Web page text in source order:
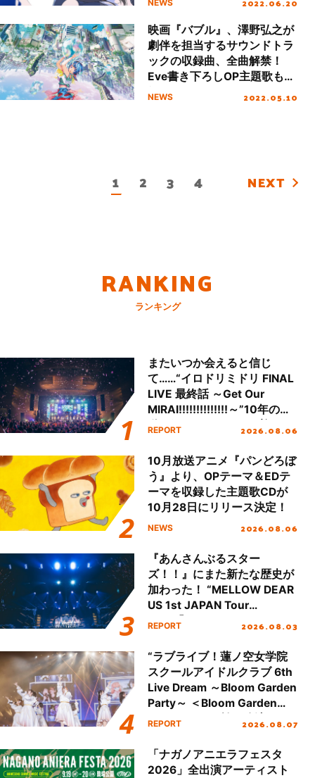
NEWS
映画『バブル』、澤野弘之が
劇伴を担当するサウンドトラ
ックの収録曲、全曲解禁！
Eve書き下ろしOP主題歌も収
録！
NEWS 2022.05.10
1 2 3 4 NEXT
RANKING
ランキング
またいつか会えると信じ
て……“イロドリミドリ FINAL
LIVE 最終話 ～Get Our
MIRAI!!!!!!!!!!!!!!～”10年の活
動を経てファイナルを迎える
REPORT 2026.08.06
10月放送アニメ『パンどろぼ
う』より、OPテーマ＆EDテ
ーマを収録した主題歌CDが
10月28日にリリース決定！
NEWS 2026.08.06
『あんさんぶるスター
ズ！！』にまた新たな歴史が
加わった！ “MELLOW DEAR
US 1st JAPAN Tour
Final「NICE to meet YOU
ート!!
REPORT 2026.08.03
“ラブライブ！蓮ノ空女学院
スクールアイドルクラブ 6th
Live Dream ～Bloom Garden
Party～ ＜Bloom Garden
Party Stage／埼玉公演＞”
REPORT 2026.08.07
「ナガノアニエラフェスタ
2026」全出演アーティスト